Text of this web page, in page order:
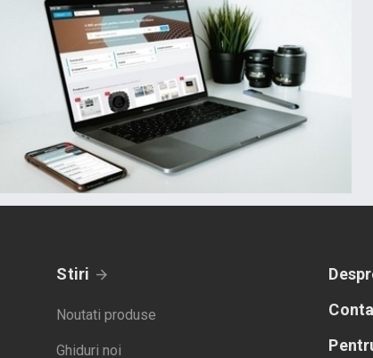
Stiri
Noutati produse
Ghiduri noi